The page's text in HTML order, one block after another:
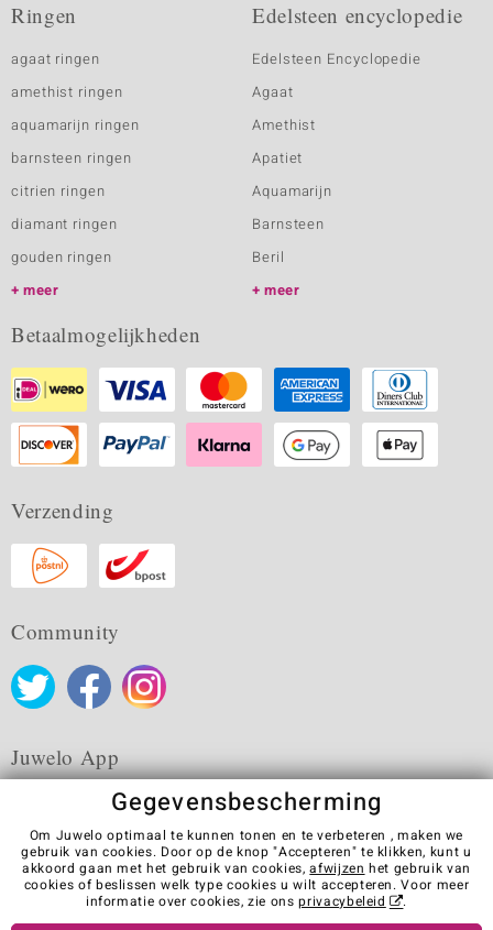
Ringen
agaat ringen
amethist ringen
aquamarijn ringen
barnsteen ringen
citrien ringen
diamant ringen
gouden ringen
meer
Edelsteen encyclopedie
Edelsteen Encyclopedie
Agaat
Amethist
Apatiet
Aquamarijn
Barnsteen
Beril
meer
Betaalmogelijkheden
Verzending
Community
Juwelo App
Algemene verkoopvoorwaarden Privacybeleid
Cookies
Colofon
Contact
Contract herroepen
Gegevensbescherming
Om Juwelo optimaal te kunnen tonen en te verbeteren , maken we
gebruik van cookies. Door op de knop "Accepteren" te klikken, kunt u
akkoord gaan met het gebruik van cookies,afwijzen het gebruik van
cookies of beslissen welk type cookies u wilt accepteren. Voor meer
informatie over cookies, zie onsprivacybeleid .